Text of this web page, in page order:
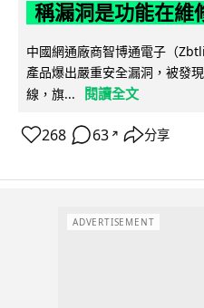
稱漏洞是功能在維
中國網通廠商智博通電子（
產品爆出嚴重安全漏洞，被發
線，旗...
閱讀全文
268 63 ↗ 分享
ADVERTISEMENT